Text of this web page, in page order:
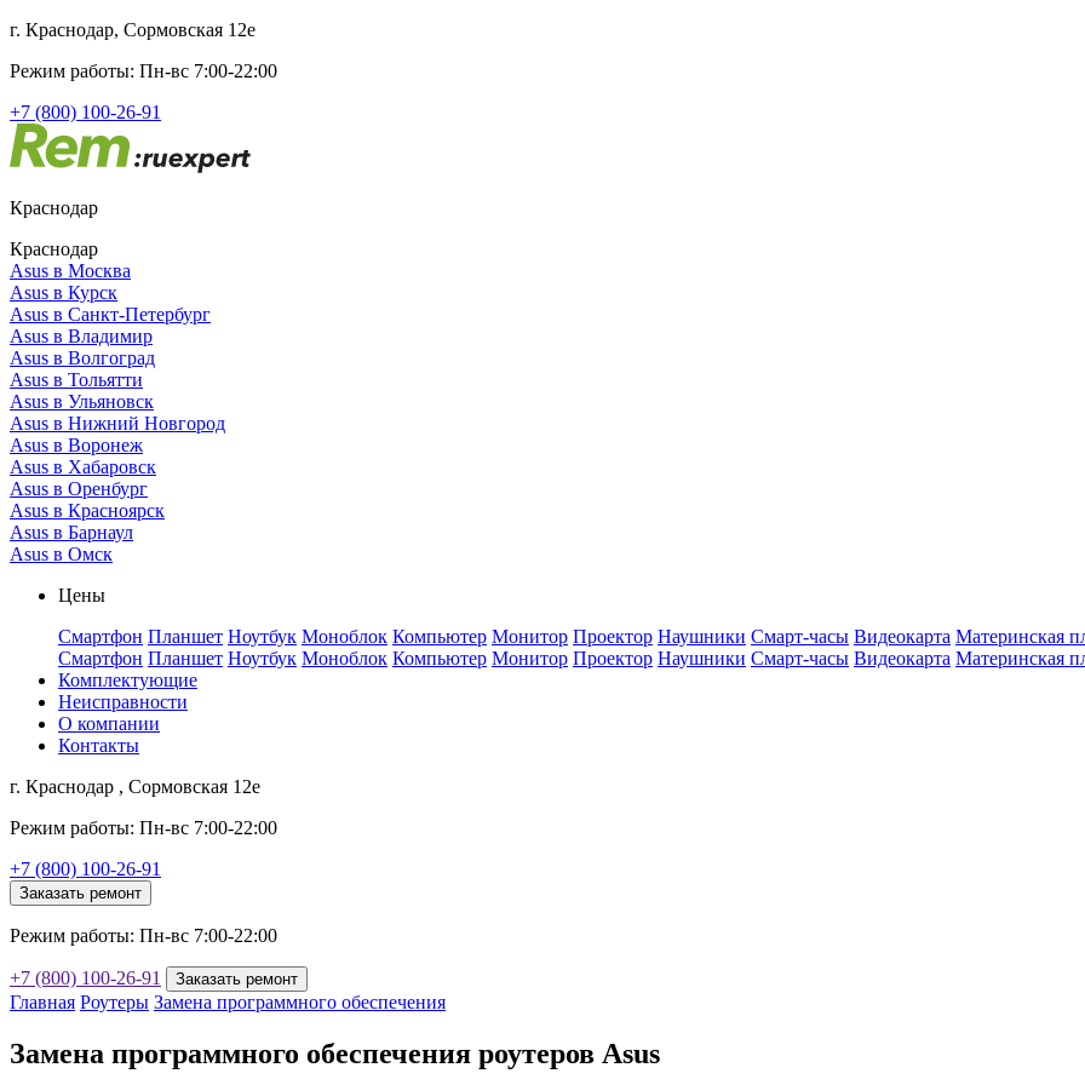
г. Краснодар, Сормовская 12е
Режим работы: Пн-вс 7:00-22:00
+7 (800) 100-26-91
Краснодар
Краснодар
Asus в Москва
Asus в Курск
Asus в Санкт-Петербург
Asus в Владимир
Asus в Волгоград
Asus в Тольятти
Asus в Ульяновск
Asus в Нижний Новгород
Asus в Воронеж
Asus в Хабаровск
Asus в Оренбург
Asus в Красноярск
Asus в Барнаул
Asus в Омск
Цены
Смартфон Планшет Ноутбук Моноблок Компьютер Монитор Проектор Наушники Смарт-часы Видеокарта Материнская
Смартфон Планшет Ноутбук Моноблок Компьютер Монитор Проектор Наушники Смарт-часы Видеокарта Материнская
Комплектующие
Неисправности
О компании
Контакты
г. Краснодар , Сормовская 12е
Режим работы: Пн-вс 7:00-22:00
+7 (800) 100-26-91
Заказать ремонт
Режим работы: Пн-вс 7:00-22:00
+7 (800) 100-26-91 Заказать ремонт
Главная Роутеры Замена программного обеспечения
Замена программного обеспечения роутеров Asus